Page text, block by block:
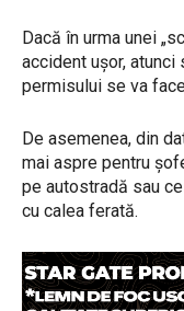
Dacă în urma unei
accident ușor, atunci
permisului se va
De asemenea, din
mai aspre pentru
pe autostradă sau
cu calea ferată.